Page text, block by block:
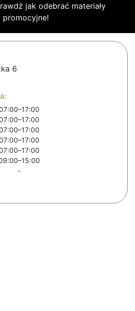
jak odebrać materiały
promocyjne!
6
-